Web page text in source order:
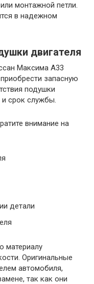
монтажной петли.
в надежном
двигателя
Максима А33
запасную
подушки
и срок службы.
внимание на
детали
материалу
Оригинальные
автомобиля,
так как они